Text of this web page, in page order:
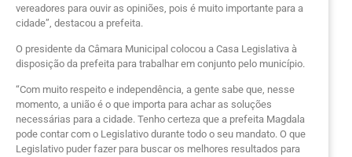
vereadores para ouvir as opiniões, pois é muito importante para a
cidade”, destacou a prefeita.
O presidente da Câmara Municipal colocou a Casa Legislativa à
disposição da prefeita para trabalhar em conjunto pelo município.
“Com muito respeito e independência, a gente sabe que, nesse
momento, a união é o que importa para achar as soluções
necessárias para a cidade. Tenho certeza que a prefeita Magdala
pode contar com o Legislativo durante todo o seu mandato. O que
Legislativo puder fazer para buscar os melhores resultados para